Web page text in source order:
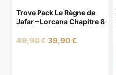
Trove Pack Le Règne de
Jafar – Lorcana Chapitre 8
49,90€ Le
39,90€Le